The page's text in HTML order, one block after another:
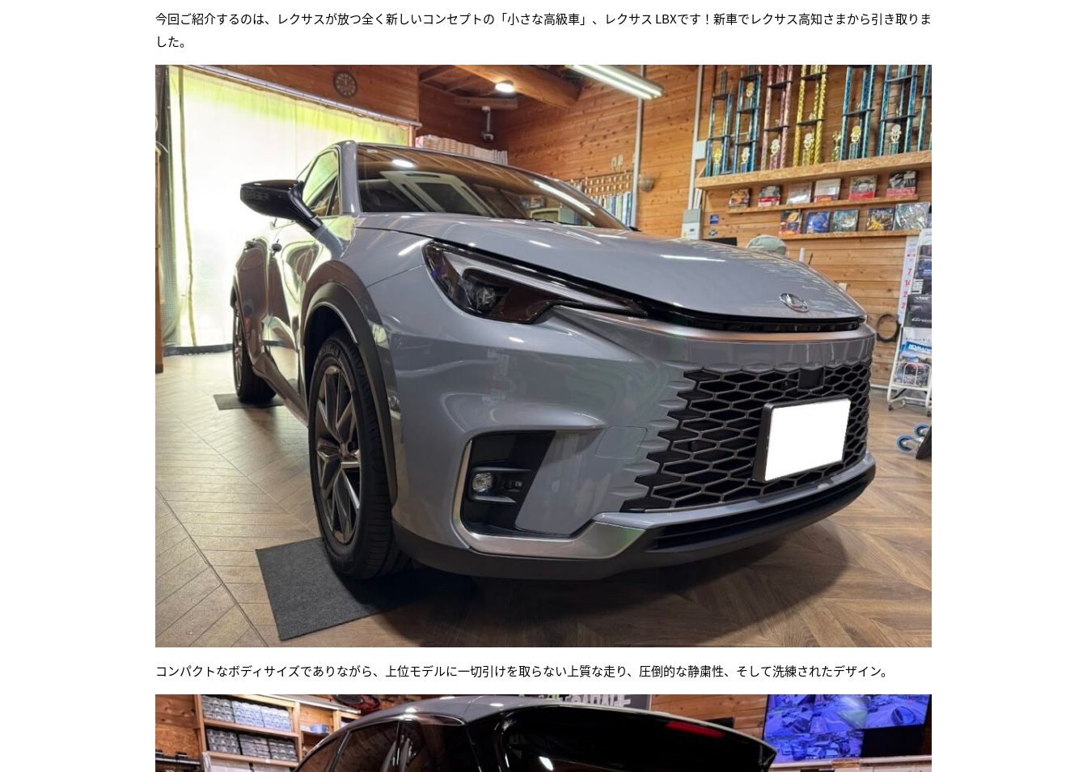
今回ご紹介するのは、レクサスが放つ全く新しいコンセプトの「小さな高級車」、レクサス LBXです！新車でレクサス高知さまから引き取りま
した。
コンパクトなボディサイズでありながら、上位モデルに一切引けを取らない上質な走り、圧倒的な静粛性、そして洗練されたデザイン。